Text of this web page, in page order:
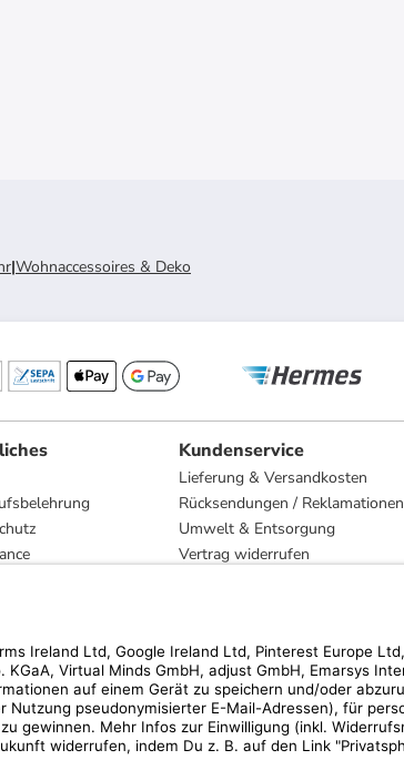
|Wohnaccessoires & Deko
Kundenservice
Lieferung & Versandkosten
Rücksendungen / Reklamationen
Umwelt & Entsorgung
Vertrag widerrufen